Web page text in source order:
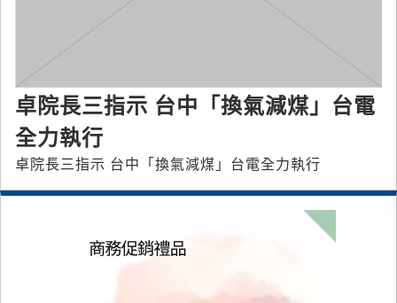
卓院長三指示 台中「換氣減煤」台電
全力執行
卓院長三指示 台中「換氣減煤」台電全力執行